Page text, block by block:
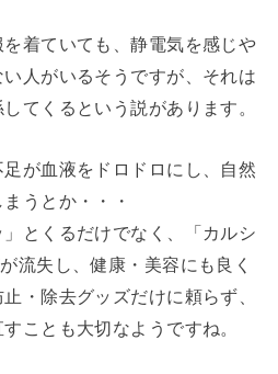
着ていても、静電気を感じや
人がいるそうですが、それは
てくるという説があります。
が血液をドロドロにし、自然
うとか・・・
とくるだけでなく、「カルシ
流失し、健康・美容にも良く
・除去グッズだけに頼らず、
ことも大切なようですね。